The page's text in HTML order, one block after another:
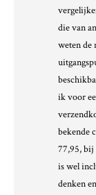
die van
weten de
ik voor
bekende
77,95, bij
is wel
denken